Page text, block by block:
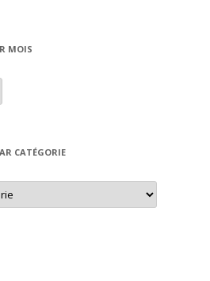
MOIS
CATÉGORIE